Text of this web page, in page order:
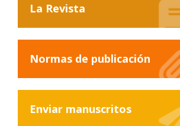
La Revista
Normas de publicación
Enviar manuscritos